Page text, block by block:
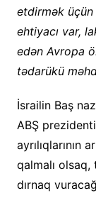
etdirmək
ehtiyacı var,
edən Avropa
tədarükü
İsrailin Baş
ABŞ
ayrılıqlarının
qalmalı olsaq,
dırnaq